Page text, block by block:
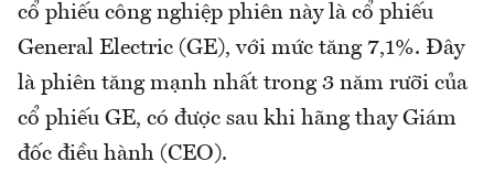
cổ phiếu công nghiệp phiên này là cổ phiếu
General Electric (GE), với mức tăng 7,1%. Đây
là phiên tăng mạnh nhất trong 3 năm rưỡi của
cổ phiếu GE, có được sau khi hãng thay Giám
đốc điều hành (CEO).